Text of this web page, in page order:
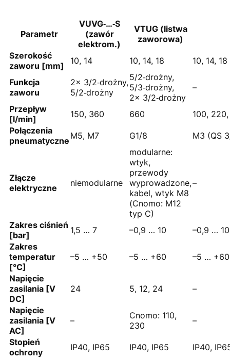
Parametr
VUVG‑…‑S
(zawór
elektrom.)
VTUG (listwa
zaworowa)
Szerokość
zaworu [mm]
10, 14 10, 14, 18 10, 14, 18
Funkcja
zaworu
2× 3/2‑drożny,
5/2‑drożny
5/2‑drożny,
5/3‑drożny,
2× 3/2‑drożny
–
Przepływ
[l/min]
150, 360 660
100,
Połączenia
pneumatyczne M5, M7 G1/8 M3 (QS
Złącze
elektryczne
niemodularne
modularne:
wtyk,
przewody
wyprowadzone,
kabel, wtyk M8
(Cnomo: M12
typ C)
–
Zakres ciśnień
[bar]
1,5 … 7 –0,9 … 10
–0,9 … 10
Zakres
temperatur
[°C]
–5 … +50 –5 … +60 –5 … +60
Napięcie
zasilania [V
DC]
24 5, 12, 24 –
Napięcie
zasilania [V
AC]
–
Cnomo: 110,
230
–
Stopień
ochrony
IP40, IP65 IP40, IP65 IP40,